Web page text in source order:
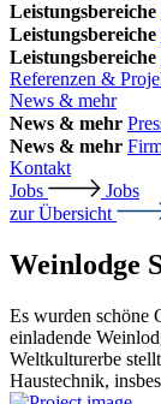
Leistungsbereiche
Leistungsbereiche
Leistungsbereiche
Referenzen &
News & mehr
News & mehr
News & mehr
Kontakt
Jobs
Jobs
zur Übersicht
Weinlodge
Es wurden schöne
einladende
Weltkulturerbe
Haustechnik,